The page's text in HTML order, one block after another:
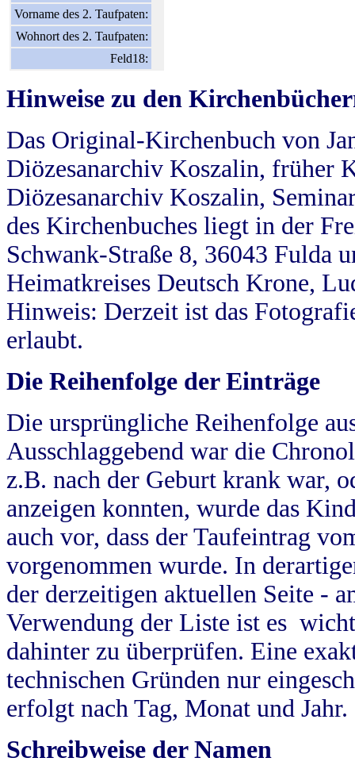
Vorname des 2. Taufpaten:
Wohnort des 2. Taufpaten:
Feld18:
Hinweise zu den
Das Original-Kirchenbuch von
Diözesanarchiv Koszalin, früher
Diözesanarchiv Koszalin,
des Kirchenbuches liegt in der
Schwank-Straße 8, 36043 Fulda
Heimatkreises Deutsch Krone,
Hinweis: Derzeit ist das
erlaubt.
Die Reihenfolge der Einträge
Die ursprüngliche Reihenfolge
Ausschlaggebend war die
z.B. nach der Geburt krank war,
anzeigen konnten, wurde das
auch vor, dass der Taufeintrag
vorgenommen wurde. In
der derzeitigen aktuellen Seite -
Verwendung der Liste ist es
dahinter zu überprüfen. Eine
technischen Gründen nur
erfolgt nach Tag, Monat und Jahr.
Schreibweise der Namen